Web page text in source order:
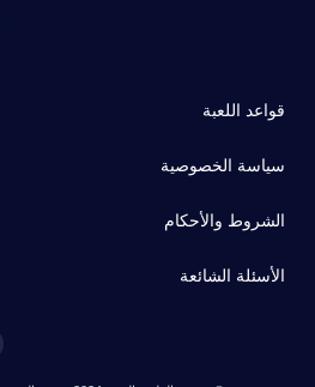
قواعد اللعبة
سياسة الخصوصية
الشروط والأحكام
الأسئلة الشائعة